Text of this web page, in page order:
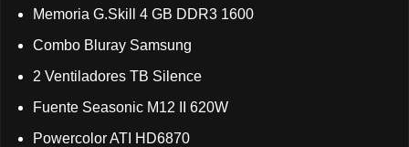
Memoria G.Skill 4 GB DDR3 1600
Combo Bluray Samsung
2 Ventiladores TB Silence
Fuente Seasonic M12 II 620W
Powercolor ATI HD6870